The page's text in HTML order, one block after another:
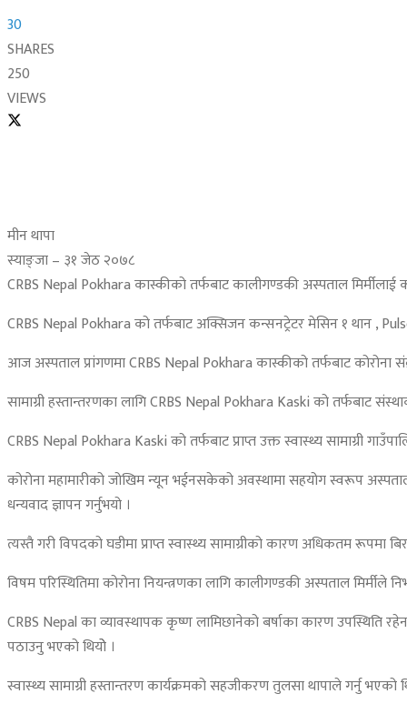
30
SHARES
250
VIEWS
मीन थापा
स्याङ्जा – ३१ जेठ २०७८
CRBS Nepal Pokhara कास्कीको तर्फबाट कालीगण्डकी अस्पताल मिर्मीलाई
CRBS Nepal Pokhara को तर्फबाट अक्सिजन कन्सनट्रेटर मेसिन १ थान ,
आज अस्पताल प्रांगणमा CRBS Nepal Pokhara कास्कीको तर्फबाट कोरोना
सामाग्री हस्तान्तरणका लागि CRBS Nepal Pokhara Kaski को तर्फबाट
CRBS Nepal Pokhara Kaski को तर्फबाट प्राप्त उक्त स्वास्थ्य सामाग्री
कोरोना महामारीको जोखिम न्यून भईनसकेको अवस्थामा सहयोग स्वरूप
धन्यवाद ज्ञापन गर्नुभयो ।
त्यस्तै गरी विपदको घडीमा प्राप्त स्वास्थ्य सामाग्रीको कारण अधिकतम
विषम परिस्थितिमा कोरोना नियन्त्रणका लागि कालीगण्डकी अस्पताल
CRBS Nepal का व्यावस्थापक कृष्ण लामिछानेको बर्षाका कारण उपस्थिति
पठाउनु भएको थियोे ।
स्वास्थ्य सामाग्री हस्तान्तरण कार्यक्रमको सहजीकरण तुलसा थापाले गर्नु भएको